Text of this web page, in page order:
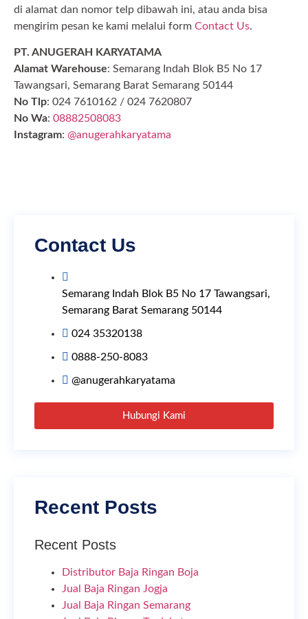
di alamat dan nomor telp dibawah ini, atau anda bisa
mengirim pesan ke kami melalui form Contact Us.
PT. ANUGERAH KARYATAMA
Alamat Warehouse: Semarang Indah Blok B5 No 17
Tawangsari, Semarang Barat Semarang 50144
No Tlp: 024 7610162 / 024 7620807
No Wa: 08882508083
Instagram: @anugerahkaryatama
Contact Us
Semarang Indah Blok B5 No 17 Tawangsari,
Semarang Barat Semarang 50144
024 35320138
0888-250-8083
@anugerahkaryatama
Hubungi Kami
Recent Posts
Recent Posts
Distributor Baja Ringan Boja
Jual Baja Ringan Jogja
Jual Baja Ringan Semarang